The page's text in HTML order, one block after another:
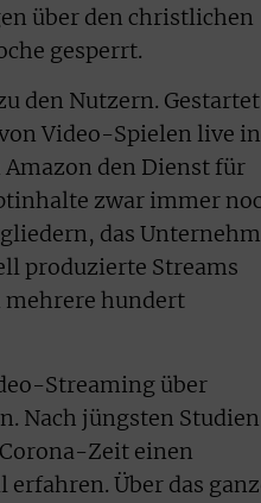
über den christlichen
gesperrt.
den Nutzern. Gestartet
Video-Spielen live
den Dienst für
zwar immer
das
produzierte Streams
mehrere hundert
Streaming über
Nach jüngsten Studien
Zeit einen
Über das